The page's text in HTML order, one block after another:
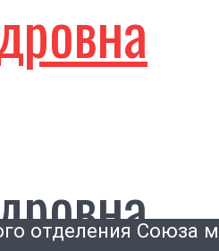
отделения Союза